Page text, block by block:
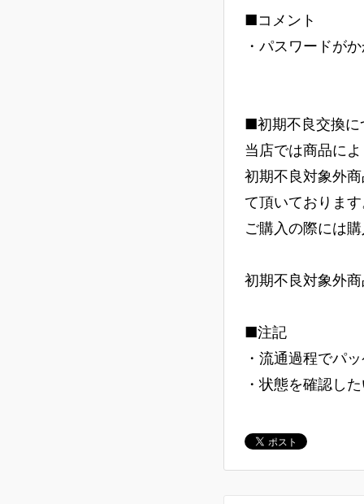
■コメント
・パスワードが
■初期不良交換に
当店では商品に
初期不良対象外
て頂いておりま
ご購入の際には
初期不良対象外
■注記
・流通過程でパ
・状態を確認し